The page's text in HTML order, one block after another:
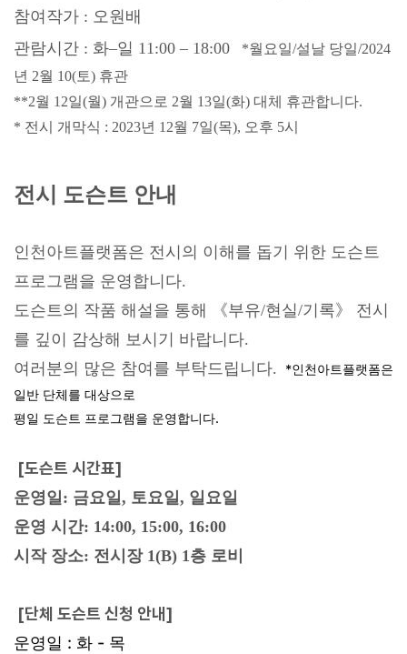
참여작가 : 오원배
관람시간 : 화–일 11:00 – 18:00 *월요일/설날 당일/2024
년 2월 10(토) 휴관
**2월 12일(월) 개관으로 2월 13일(화) 대체 휴관합니다.
* 전시 개막식 : 2023년 12월 7일(목), 오후 5시
전시 도슨트 안내
인천아트플랫폼은 전시의 이해를 돕기 위한 도슨트
프로그램을 운영합니다.
도슨트의 작품 해설을 통해
《부유/현실/기록》 전시
를 깊이 감상해 보시기 바랍니다.
여러분의 많은 참여를 부탁드립니다.
*인천아트플랫폼은
일반 단체를 대상으로
평일 도슨트 프로그램을 운영합니다.
[도슨트 시간표]
운영일: 금요일, 토요일, 일요일
운영 시간: 14:00, 15:00, 16:00
시작 장소: 전시장 1(B) 1층 로비
[단체 도슨트 신청 안내]
운영일 : 화 - 목